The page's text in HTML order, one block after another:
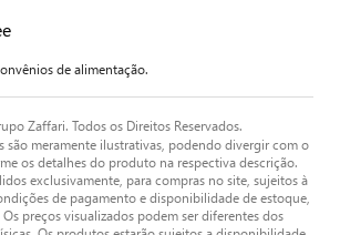
de alimentação.
Zaffari. Todos os Direitos Reservados.
são meramente ilustrativas, podendo divergir com o
os detalhes do produto na respectiva descrição.
exclusivamente, para compras no site, sujeitos à
de pagamento e disponibilidade de estoque,
preços visualizados podem ser diferentes dos